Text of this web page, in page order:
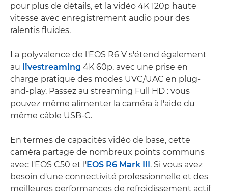
pour plus de détails, et la vidéo 4K 120p haute
vitesse avec enregistrement audio pour des
ralentis fluides.
La polyvalence de l'EOS R6 V s'étend également
au livestreaming 4K 60p, avec une prise en
charge pratique des modes UVC/UAC en plug-
and-play. Passez au streaming Full HD : vous
pouvez même alimenter la caméra à l'aide du
même câble USB-C.
En termes de capacités vidéo de base, cette
caméra partage de nombreux points communs
avec l'EOS C50 et l' EOS R6 Mark III . Si vous avez
besoin d'une connectivité professionnelle et des
meilleures performances de refroidissement actif